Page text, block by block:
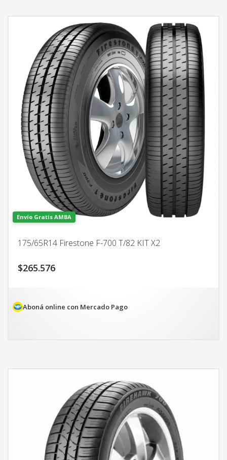
Envío Gratis AMBA
175/65R14 Firestone F-700 T/82 KIT X2
$265.576
Aboná online con Mercado Pago